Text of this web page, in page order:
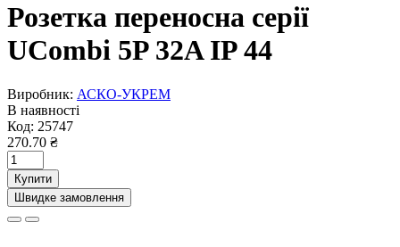
Розетка переносна серії
UСombi 5P 32A IP 44
Виробник: АСКО-УКРЕМ
В наявності
Код: 25747
270.70 ₴
Купити
Швидке замовлення